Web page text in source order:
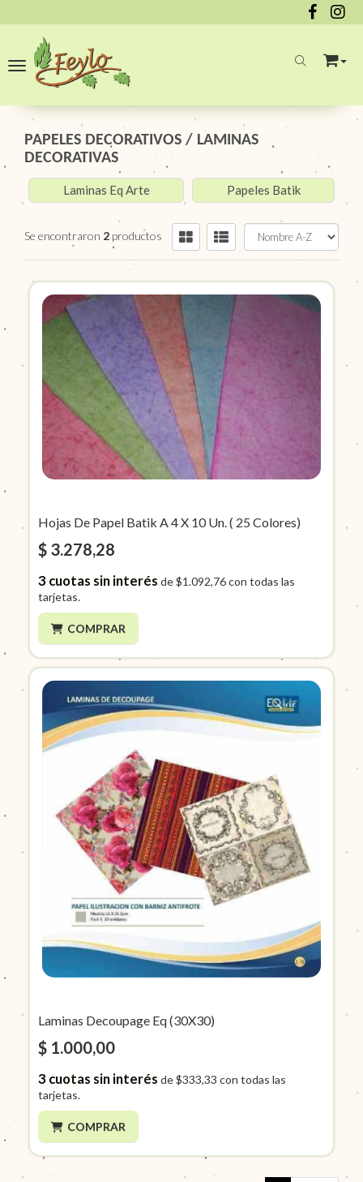
Toggle navigation
PAPELES DECORATIVOS / LAMINAS
DECORATIVAS
Laminas Eq Arte Papeles Batik
Se encontraron 2 productos
Hojas De Papel Batik A 4 X 10 Un. ( 25 Colores)
$ 3.278,28
3cuotas sin interés de$1.092,76con todas las
tarjetas.
COMPRAR
Laminas Decoupage Eq (30X30)
$ 1.000,00
3cuotas sin interés de$333,33 con todas las
tarjetas.
COMPRAR